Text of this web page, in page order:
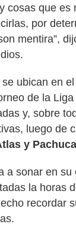
cosas que es
por
mentira”,
se ubican en
de la
y, sobre
luego de
y Pachuca
a sonar en su
la horas
recordar